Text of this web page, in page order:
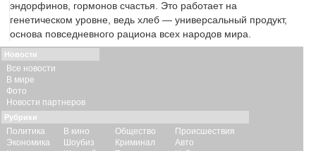
эндорфинов, гормонов счастья. Это работает на
генетическом уровне, ведь хлеб — универсальный продукт,
основа повседневного рациона всех народов мира.
Новости
Все новости
В мире
Фото
Новости партнеров
Рубрики
Политика
Экономика
В кино
Шоубиз
Общество
Криминал
Происшествия
Авто